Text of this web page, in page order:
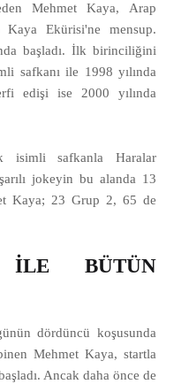
Mehmet Kaya, Arap
Kaya Ekürisi'ne mensup.
başladı. İlk birinciliğini
safkanı ile 1998 yılında
edişi ise 2000 yılında
isimli safkanla Haralar
jokeyin bu alanda 13
Kaya; 23 Grup 2, 65 de
İLE BÜTÜN
dördüncü koşusunda
Mehmet Kaya, startla
Ancak daha önce de